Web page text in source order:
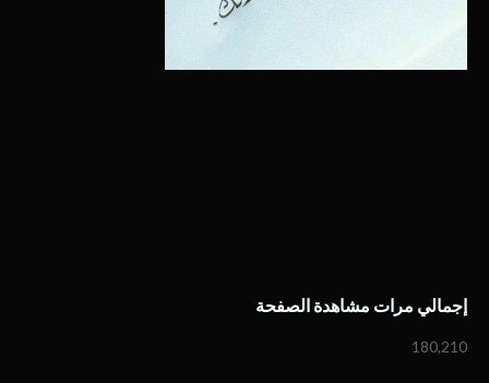
إجمالي مرات مشاهدة الصفحة
180,210